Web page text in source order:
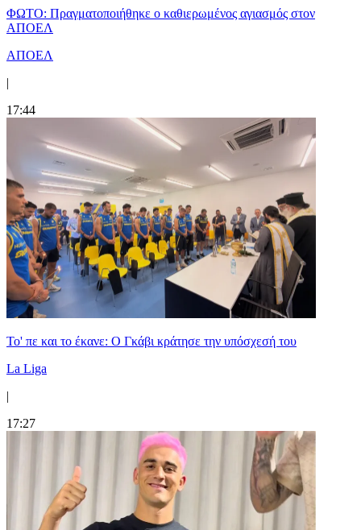
ΦΩΤΟ: Πραγματοποιήθηκε ο καθιερωμένος αγιασμός στον
ΑΠΟΕΛ
ΑΠΟΕΛ
|
17:44
Το' πε και το έκανε: Ο Γκάβι κράτησε την υπόσχεσή του
La Liga
|
17:27